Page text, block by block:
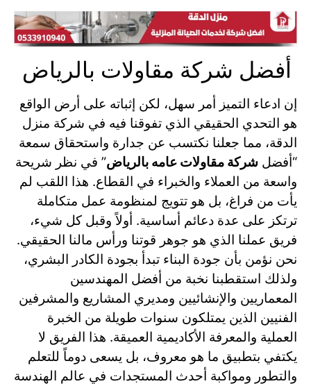
أفضل شركة مقاولات بالرياض
إن ادعاء التميز أمر سهل، لكن إثباته على أرض الواقع
هو التحدي الحقيقي الذي تفوقنا فيه في شركة منزل
الدقة، مما جعلنا نكتسب عن جدارة واستحقاق سمعة
“أفضل شركة مقاولات عامه بالرياض” في نظر شريحة
واسعة من العملاء والخبراء في القطاع. هذا اللقب لم
يأت من فراغ، بل هو تتويج لمنظومة عمل متكاملة
ترتكز على عدة دعائم أساسية. أولاً وقبل كل شيء،
فريق عملنا الذي هو جوهر قوتنا ورأس مالنا الحقيقي.
نحن نؤمن بأن جودة البناء تبدأ بجودة الكادر البشري،
ولذلك استقطبنا نخبة من أفضل المهندسين
المعماريين والإنشائيين ومديري المشاريع والمشرفين
الفنيين الذين يمتلكون سنوات طويلة من الخبرة
العملية والمعرفة الأكاديمية العميقة. هذا الفريق لا
يكتفي بتطبيق ما هو معروف، بل يسعى دوماً للتعلم
والتطور ومواكبة أحدث المستجدات في عالم الهندسة